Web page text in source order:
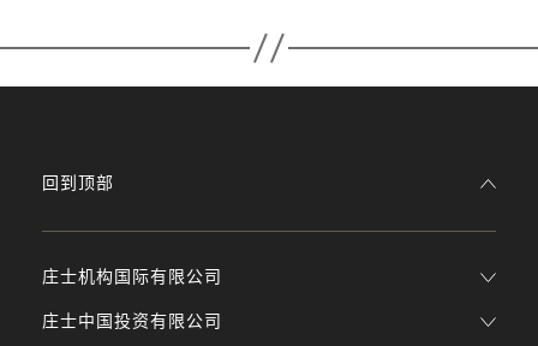
庄士机构国际有限公司
庄士中国投资有限公司
回到顶部